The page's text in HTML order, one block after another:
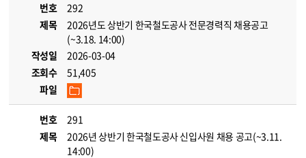
번호
292
제목
2026년도 상반기 한국철도공사 전문경력직 채용공고
(~3.18. 14:00)
작성일
2026-03-04
조회수
51,405
파일
번호
291
제목
2026년 상반기 한국철도공사 신입사원 채용 공고(~3.11.
14:00)